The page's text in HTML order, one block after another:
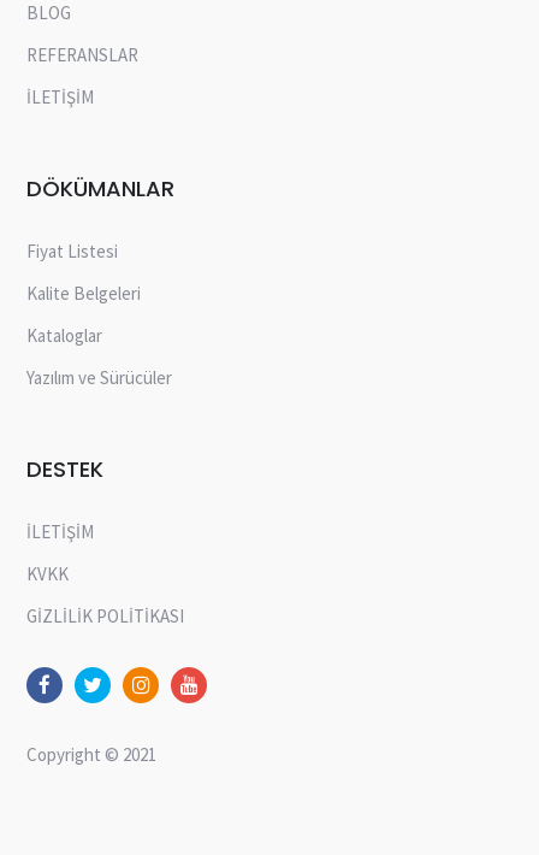
BLOG
REFERANSLAR
İLETİŞİM
DÖKÜMANLAR
Fiyat Listesi
Kalite Belgeleri
Kataloglar
Yazılım ve Sürücüler
DESTEK
İLETİŞİM
KVKK
GİZLİLİK POLİTİKASI
Copyright © 2021